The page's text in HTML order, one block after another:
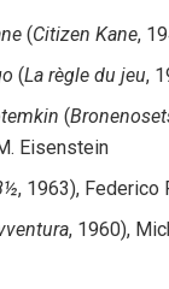
(Citizen Kane,
(La règle du jeu,
(
Eisenstein
, 1963), Federico
, 1960),